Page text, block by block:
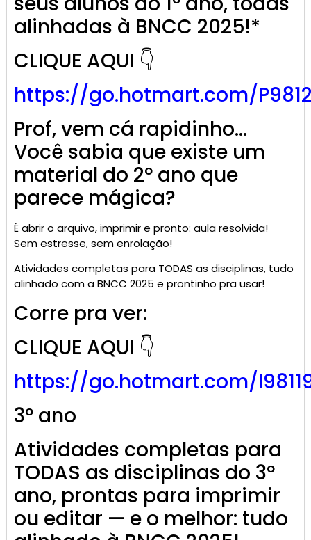
alinhadas à BNCC 2025!*
CLIQUE AQUI 👇
https://go.hotmart.com/
Prof, vem cá rapidinho…
Você sabia que existe um
material do 2º ano que
parece mágica?
É abrir o arquivo, imprimir e pronto: aula resolvida!
Sem estresse, sem enrolação!
Atividades completas para TODAS as disciplinas, tudo
alinhado com a BNCC 2025 e prontinho pra usar!
Corre pra ver:
CLIQUE AQUI 👇
https://go.hotmart.com/
3º ano
Atividades completas para
TODAS as disciplinas do 3º
ano, prontas para imprimir
ou editar — e o melhor: tudo